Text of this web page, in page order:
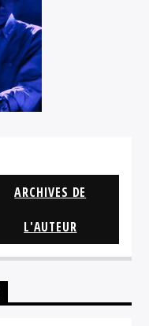
ARCHIVES DE
L'AUTEUR